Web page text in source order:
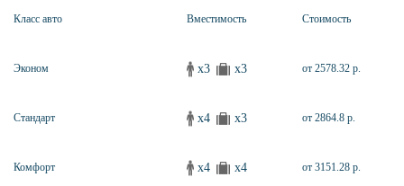
Класс авто Вместимость Стоимость
Эконом x3 x3 от 2578.32 р.
Стандарт x4 x3 от 2864.8 р.
Комфорт x4 x4 от 3151.28 р.